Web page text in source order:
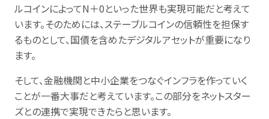
ルコインによってN＋0といった世界も実現可能だと考えて
います。そのためには、ステーブルコインの信頼性を担保す
るものとして、国債を含めたデジタルアセットが重要になり
ます。
そして、金融機関と中小企業をつなぐインフラを作っていく
ことが一番大事だと考えています。この部分をネットスター
ズとの連携で実現できたらと思います。